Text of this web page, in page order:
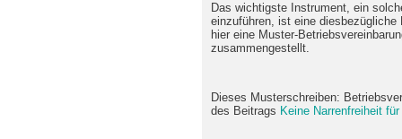
Das wichtigste Instrument, ein
einzuführen, ist eine diesbezügliche
hier eine Muster-
zusammengestellt.
Dieses Musterschreiben:
des Beitrags Keine Narrenfreiheit